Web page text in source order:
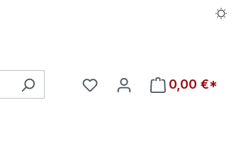
Du hast 0 Produkte auf
0,00 €*